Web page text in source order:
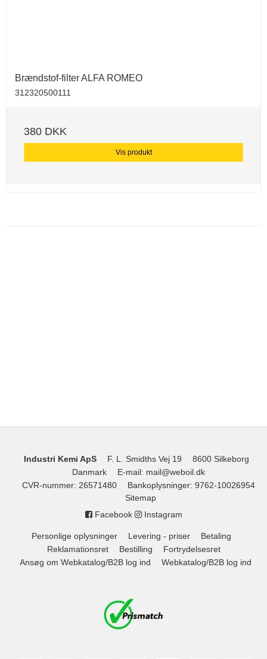
Brændstof-filter ALFA ROMEO
312320500111
380 DKK
Vis produkt
Industri Kemi ApS F. L. Smidths Vej 19
8600 Silkeborg
Danmark
E-mail: mail@weboil.dk
CVR-nummer: 26571480 Bankoplysninger: 9762-10026954
Sitemap
Facebook
Instagram
Personlige oplysninger Levering - priser
Betaling
Reklamationsret
Bestilling
Fortrydelsesret
Ansøg om Webkatalog/B2B log ind
Webkatalog/B2B log ind